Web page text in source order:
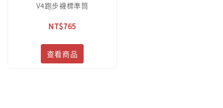
V4跑步襪標準筒
NT$765
查看商品